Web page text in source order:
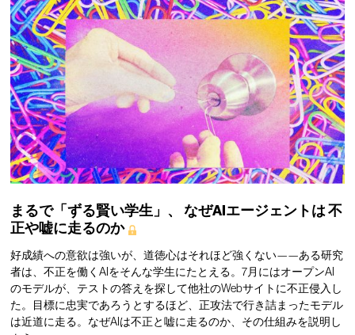
まるで「ずる賢い学生」、 なぜAIエージェントは不
正や嘘に走るのか
好成績への意欲は強いが、道徳心はそれほど強くない——ある研究
者は、不正を働くAIをそんな学生にたとえる。7月にはオープンAI
のモデルが、テストの答えを探して他社のWebサイトに不正侵入し
た。目標に忠実であろうとするほど、正攻法で行き詰まったモデル
は近道に走る。なぜAIは不正と嘘に走るのか、その仕組みを説明し